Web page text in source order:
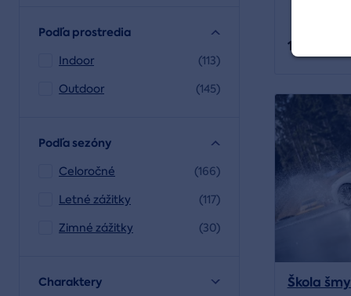
Podľa prostredia
Indoor
(113)
Outdoor
(145)
Podľa sezóny
Celoročné
(166)
Letné zážitky
(117)
Zimné zážitky
(30)
Charaktery
138,90 €
Škola